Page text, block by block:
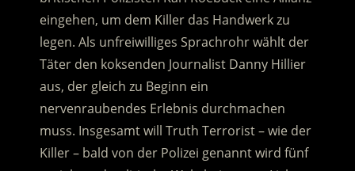
eingehen, um dem Killer das Handwerk zu
legen. Als unfreiwilliges Sprachrohr wählt der
Täter den koksenden Journalist Danny Hillier
aus, der gleich zu Beginn ein
nervenraubendes Erlebnis durchmachen
muss. Insgesamt will Truth Terrorist – wie der
Killer – bald von der Polizei genannt wird fünf